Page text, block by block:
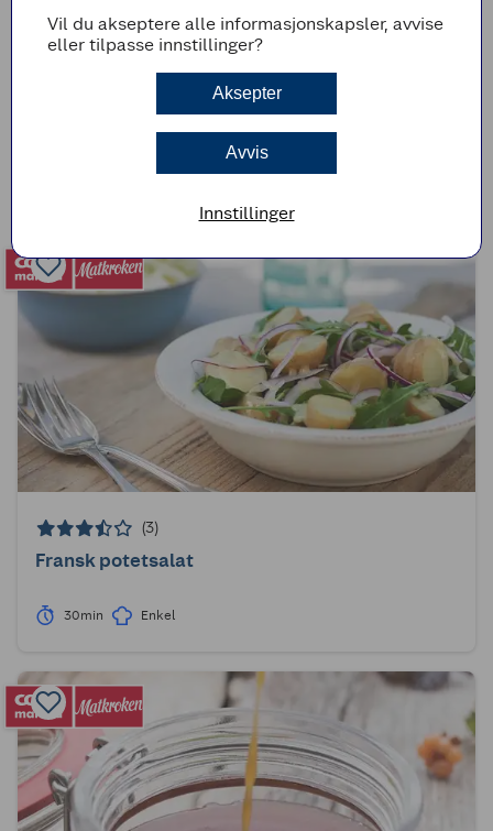
Enkel
(3)
Fransk potetsalat
30min Enkel
Vil du akseptere alle informasjonskapsler, avvise
eller tilpasse innstillinger?
Aksepter
Avvis
Innstillinger